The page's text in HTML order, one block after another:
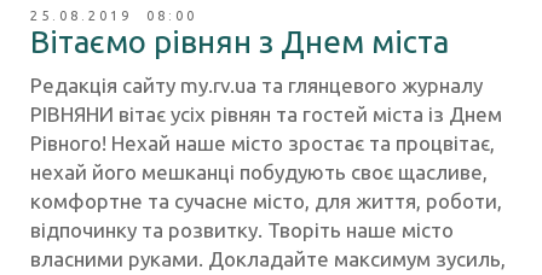
25.08.2019 08:00
Вітаємо рівнян з Днем міста
Редакція сайту my.rv.ua та глянцевого журналу
РІВНЯНИ вітає усіх рівнян та гостей міста із Днем
Рівного! Нехай наше місто зростає та процвітає,
нехай його мешканці побудують своє щасливе,
комфортне та сучасне місто, для життя, роботи,
відпочинку та розвитку. Творіть наше місто
власними руками. Докладайте максимум зусиль,